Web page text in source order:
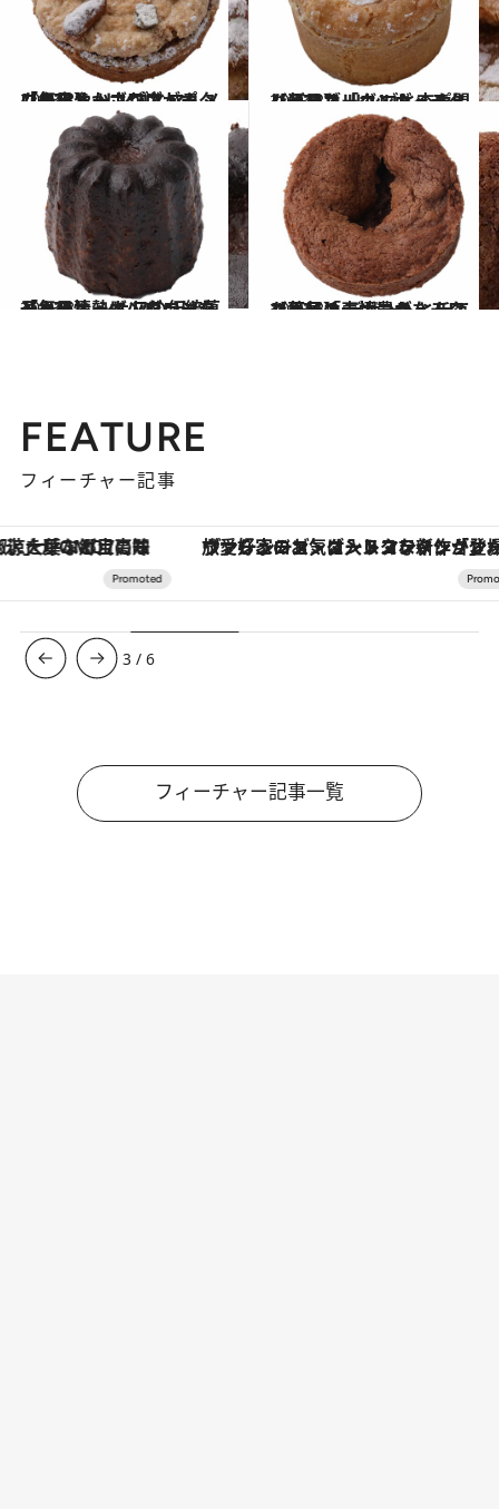
2023.8.6
【毎日オーボンヴュータン #23】 リンゴとマルメロの爽やかさが広がる 「タルト・コワン・ポム」
グルメ 2023.8.7
【毎日オーボンヴュータン #24】 リンゴと杏を閉じ込めた「タルト・ ポム・アブリコ・キャラメリゼ」
グルメ
2023.8.8
【毎日オーボンヴュータン #25】 シェフの伝統菓子への情熱に火をつけた 「カヌレ・ド・ジロンド」
グルメ 2023.8.9
【毎日オーボンヴュータン #26】 デザートとしても人気の表情豊かな チョコ菓子「ショコラ・モワルー」
グルメ
FEATURE
フィーチャー記事
ヴァシュロン・コンスタンタン「オーヴァーシーズ・オートマティック」。旅愛好家のお気に入りコレクションから、ジェンダーレスな新作が登場
3 /6
フィーチャー記事一覧